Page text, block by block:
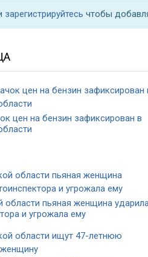
зарегистрируйтесь чтобы
цен на бензин зафиксирован в
области пьяная женщина
и угрожала ему